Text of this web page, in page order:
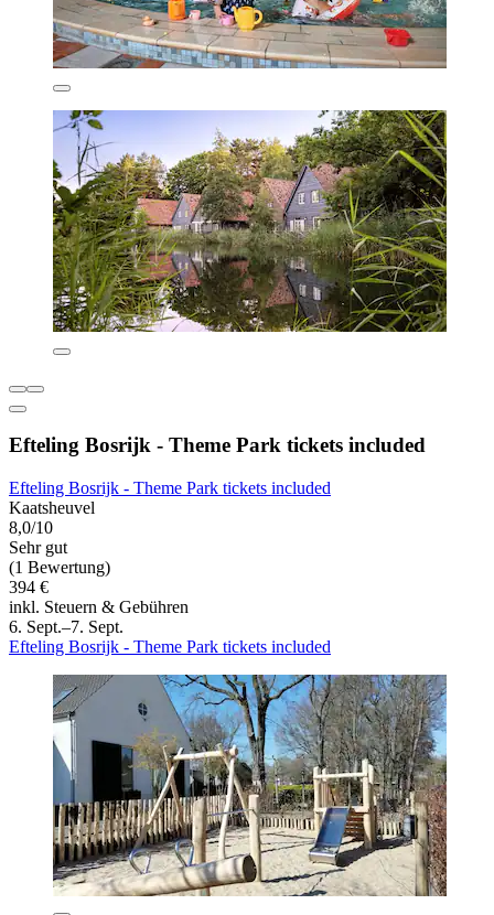
Efteling Bosrijk - Theme Park tickets included
Efteling Bosrijk - Theme Park tickets included
Kaatsheuvel
8,0/10
Sehr gut
(1 Bewertung)
394 €
inkl. Steuern & Gebühren
6. Sept.–7. Sept.
Efteling Bosrijk - Theme Park tickets included